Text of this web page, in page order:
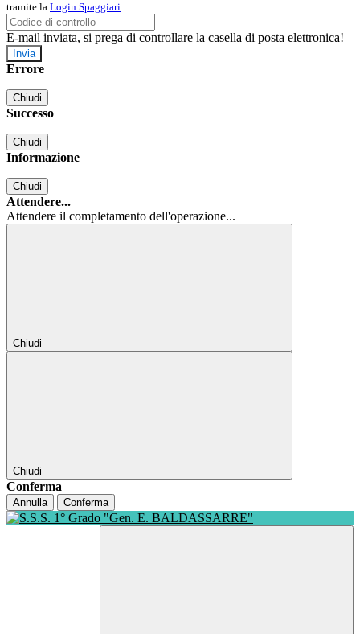
tramite la Login Spaggiari
E-mail inviata, si prega di controllare la casella di posta elettronica!
Errore
Chiudi
Successo
Chiudi
Informazione
Chiudi
Attendere...
Attendere il completamento dell'operazione...
Chiudi
Chiudi
Conferma
Annulla Conferma